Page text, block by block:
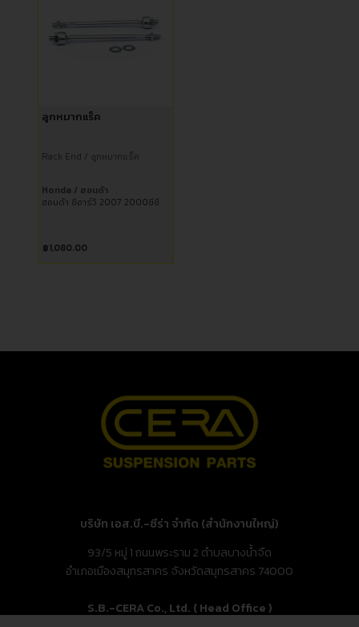
ลูกหมากแร็ค
Rack End / ลูกหมากแร็ค
Honda / ฮอนด้า
ฮอนด้า ซีอาร์วี 2007 2000ซีซี
฿1,080.00
บริษัท เอส.บี.-ซีร่า จำกัด (สำนักงานใหญ่)
93/5 หมู่ 1 ถนนพระราม 2 ตำบลบางน้ำจืด
อำเภอเมืองสมุทรสาคร จังหวัดสมุทรสาคร 74000
S.B.-CERA Co., Ltd. ( Head Office )